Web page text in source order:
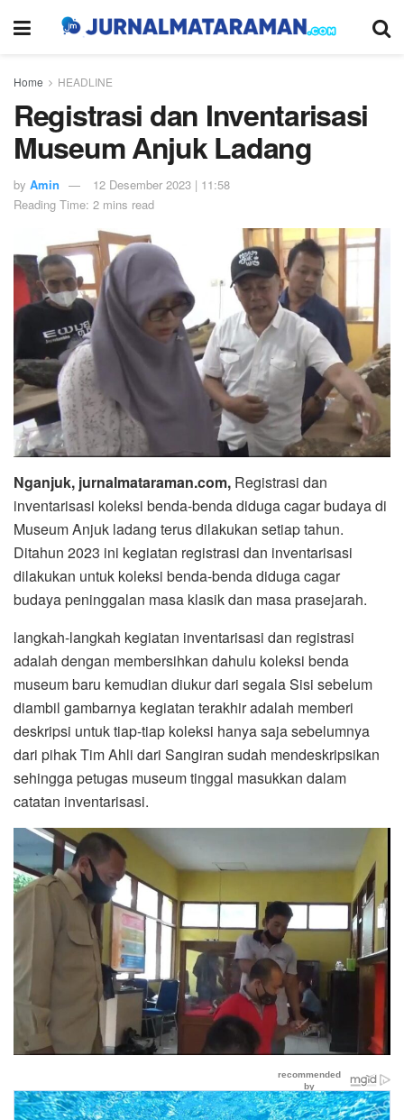
Home HEADLINE
Registrasi dan Inventarisasi
Museum Anjuk Ladang
by Amin
12 Desember 2023 | 11:58
Reading Time: 2 mins read
Nganjuk, jurnalmataraman.com, Registrasi dan
inventarisasi koleksi benda-benda diduga cagar budaya di
Museum Anjuk ladang terus dilakukan setiap tahun.
Ditahun 2023 ini kegiatan registrasi dan inventarisasi
dilakukan untuk koleksi benda-benda diduga cagar
budaya peninggalan masa klasik dan masa prasejarah.
langkah-langkah kegiatan inventarisasi dan registrasi
adalah dengan membersihkan dahulu koleksi benda
museum baru kemudian diukur dari segala Sisi sebelum
diambil gambarnya kegiatan terakhir adalah memberi
deskripsi untuk tiap-tiap koleksi hanya saja sebelumnya
dari pihak Tim Ahli dari Sangiran sudah mendeskripsikan
sehingga petugas museum tinggal masukkan dalam
catatan inventarisasi.